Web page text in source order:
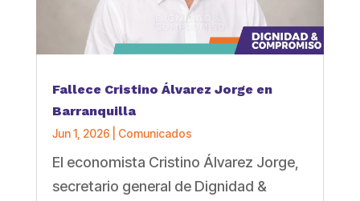
Fallece Cristino Álvarez Jorge en
Barranquilla
Jun 1, 2026 Comunicados
El economista Cristino Álvarez Jorge,
secretario general de Dignidad &